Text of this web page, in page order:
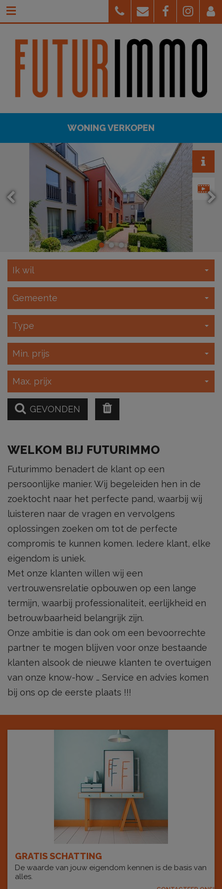
WONING VERKOPEN
BRUGGE € 1 395 000
LEES MEER
174 m² Ja
Ik wil
Gemeente
Type
Min. prijs
Max. prijx
GEVONDEN
WELKOM BIJ FUTURIMMO
Futurimmo benadert de klant op een
persoonlijke manier. Wij begeleiden hen in de
zoektocht naar het perfecte pand, waarbij wij
luisteren naar de vragen en vervolgens
oplossingen zoeken om tot de perfecte
compromis te kunnen komen. Iedere klant, elke
eigendom is uniek.
Met onze klanten willen wij een
vertrouwensrelatie opbouwen op een lange
termijn, waarbij professionaliteit, eerlijkheid en
betrouwbaarheid belangrijk zijn.
Onze ambitie is dan ook om een bevoorrechte
partner te mogen blijven voor onze bestaande
klanten alsook de nieuwe klanten te overtuigen
van onze know-how … Service en advies komen
bij ons op de eerste plaats !!!
GRATIS SCHATTING
De waarde van jouw eigendom kennen is de basis van
alles.